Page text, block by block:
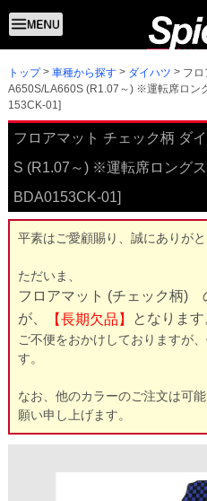
トップ 車種から探す ダイハツ
フロ
A650S/LA660S (R1.07～) ※運転席ロン
153CK-01]
フロアマット チェック柄 ダ
S (R1.07～) ※運転席ロング
BDA0153CK-01]
平素はご愛顧賜り、誠にありがと
ただいま、
フロアマット (チェック柄)　
が、
【長期欠品】 となります
ご不便をおかけしておりますが
す。
なお、他のカラーのご注文は可
願い申し上げます。